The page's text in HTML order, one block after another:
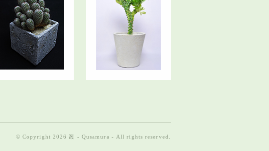
© Copyright 2026 叢 - Qusamura - All rights reserved.